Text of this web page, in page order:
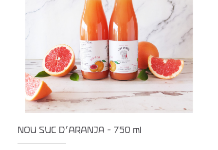
NOU SUC D’ARANJA - 750 ml